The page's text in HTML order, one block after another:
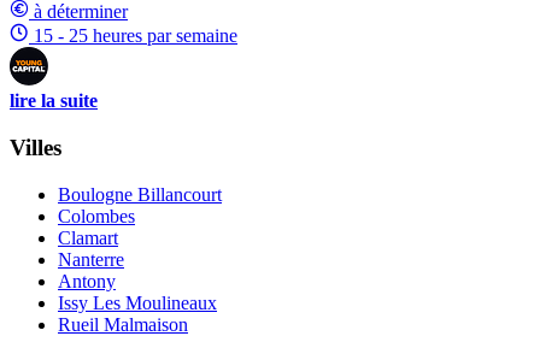
à déterminer
15 - 25 heures par semaine
lire la suite
Villes
Boulogne Billancourt
Colombes
Clamart
Nanterre
Antony
Issy Les Moulineaux
Rueil Malmaison